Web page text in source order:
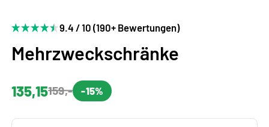
9.4 / 10 (190+ Bewertungen)
Mehrzweckschränke
135,15159,- -15%